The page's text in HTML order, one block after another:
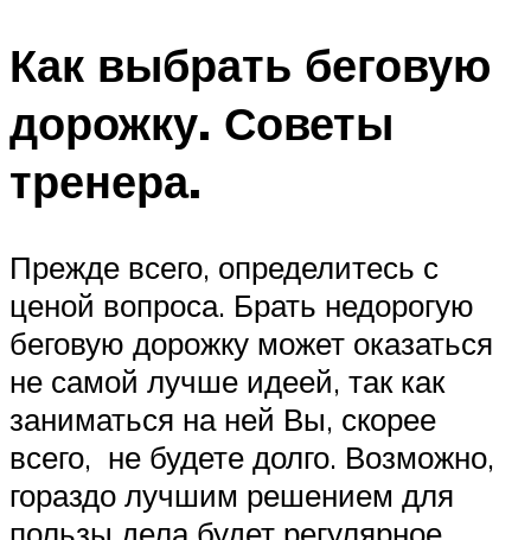
Как выбрать беговую
дорожку. Советы
тренера.
Прежде всего, определитесь с
ценой вопроса. Брать недорогую
беговую дорожку может оказаться
не самой лучше идеей, так как
заниматься на ней Вы, скорее
всего, не будете долго. Возможно,
гораздо лучшим решением для